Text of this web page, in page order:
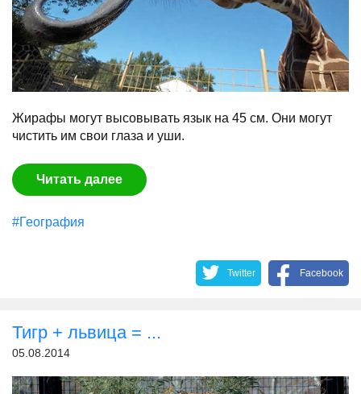
Жирафы могут высовывать язык на 45 см. Они могут
чистить им свои глаза и уши.
Читать далее
#География
Twitter Facebook
Тигр + львица = ...
05.08.2014